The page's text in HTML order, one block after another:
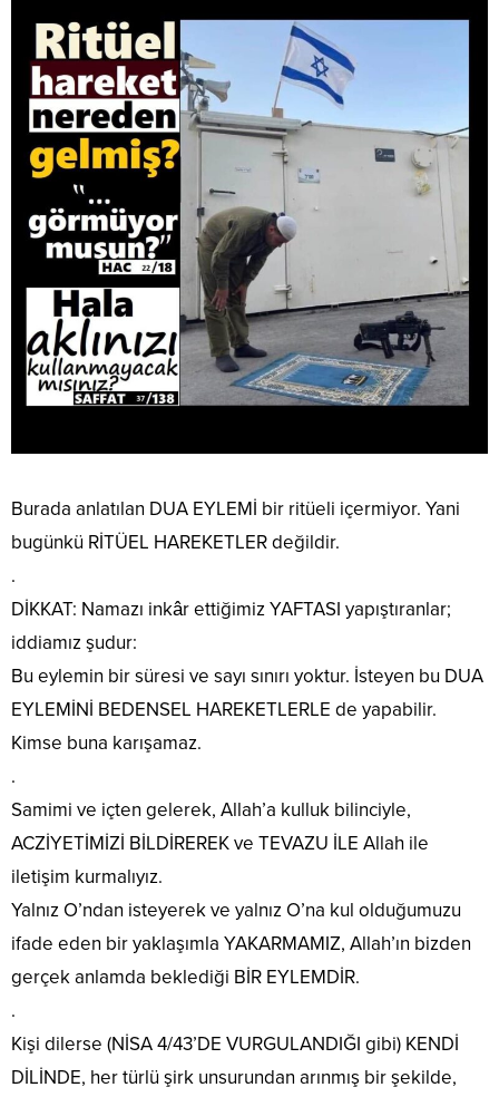
Burada anlatılan DUA EYLEMİ bir ritüeli içermiyor. Yani
bugünkü RİTÜEL HAREKETLER değildir.
.
DİKKAT: Namazı inkâr ettiğimiz YAFTASI yapıştıranlar;
iddiamız şudur:
Bu eylemin bir süresi ve sayı sınırı yoktur. İsteyen bu DUA
EYLEMİNİ BEDENSEL HAREKETLERLE de yapabilir.
Kimse buna karışamaz.
.
Samimi ve içten gelerek, Allah’a kulluk bilinciyle,
ACZİYETİMİZİ BİLDİREREK ve TEVAZU İLE Allah ile
iletişim kurmalıyız.
Yalnız O’ndan isteyerek ve yalnız O’na kul olduğumuzu
ifade eden bir yaklaşımla YAKARMAMIZ, Allah’ın bizden
gerçek anlamda beklediği BİR EYLEMDİR.
.
Kişi dilerse (NİSA 4/43’DE VURGULANDIĞI gibi) KENDİ
DİLİNDE, her türlü şirk unsurundan arınmış bir şekilde,